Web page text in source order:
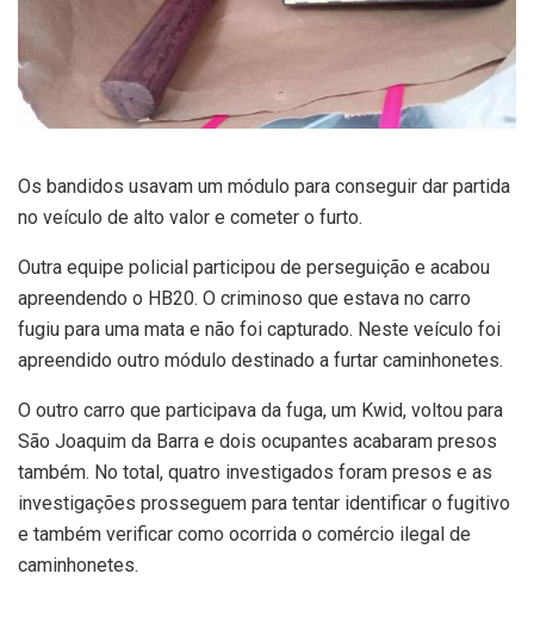
Os bandidos usavam um módulo para conseguir dar partida
no veículo de alto valor e cometer o furto.
Outra equipe policial participou de perseguição e acabou
apreendendo o HB20. O criminoso que estava no carro
fugiu para uma mata e não foi capturado. Neste veículo foi
apreendido outro módulo destinado a furtar caminhonetes.
O outro carro que participava da fuga, um Kwid, voltou para
São Joaquim da Barra e dois ocupantes acabaram presos
também. No total, quatro investigados foram presos e as
investigações prosseguem para tentar identificar o fugitivo
e também verificar como ocorrida o comércio ilegal de
caminhonetes.